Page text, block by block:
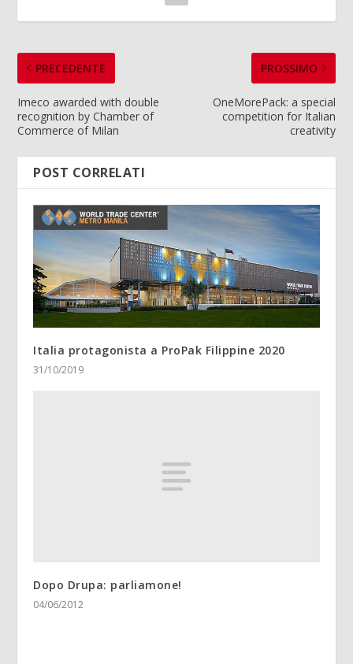
PRECEDENTE
Imeco awarded with double
recognition by Chamber of
Commerce of Milan
PROSSIMO
OneMorePack: a special
competition for Italian
creativity
POST CORRELATI
Italia protagonista a ProPak Filippine 2020
31/10/2019
Dopo Drupa: parliamone!
04/06/2012